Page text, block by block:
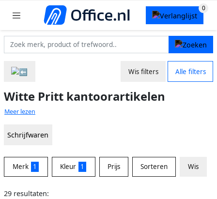
Wis filters Alle filters
Witte Pritt kantoorartikelen
Meer lezen
Schrijfwaren
Merk 1 Kleur 1 Prijs Sorteren Wis
29 resultaten: